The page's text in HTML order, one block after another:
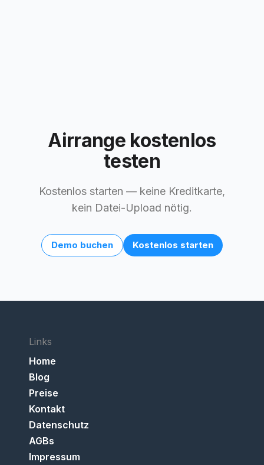
Airrange kostenlos
testen
Kostenlos starten — keine Kreditkarte,
kein Datei-Upload nötig.
Demo buchen Kostenlos starten
Links
Home
Blog
Preise
Kontakt
Datenschutz
AGBs
Impressum